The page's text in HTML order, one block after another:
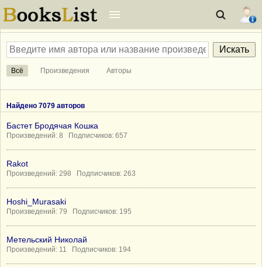
Всё Произведения Авторы
Найдено 7079 авторов
Бастет Бродячая Кошка
Произведений: 8 Подписчиков: 657
Rakot
Произведений: 298 Подписчиков: 263
Hoshi_Murasaki
Произведений: 79 Подписчиков: 195
Метельский Николай
Произведений: 11 Подписчиков: 194